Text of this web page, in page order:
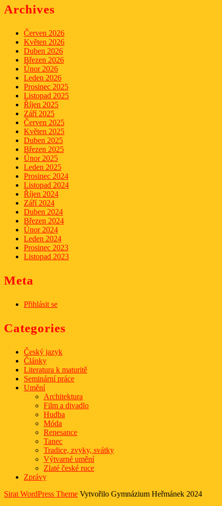
Archives
Červen 2026
Květen 2026
Duben 2026
Březen 2026
Únor 2026
Leden 2026
Prosinec 2025
Listopad 2025
Říjen 2025
Září 2025
Červen 2025
Květen 2025
Duben 2025
Březen 2025
Únor 2025
Leden 2025
Prosinec 2024
Listopad 2024
Říjen 2024
Září 2024
Duben 2024
Březen 2024
Únor 2024
Leden 2024
Prosinec 2023
Listopad 2023
Meta
Přihlásit se
Categories
Český jazyk
Články
Literatura k maturitě
Seminární práce
Umění
Architektura
Film a divadlo
Hudba
Móda
Renesance
Tanec
Tradice, zvyky, svátky
Výtvarné umění
Zlaté české ruce
Zprávy
Sirat WordPress Theme Vytvořilo Gymnázium Heřmánek 2024